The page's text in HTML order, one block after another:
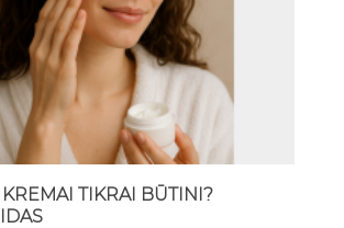
TIKRAI BŪTINI?